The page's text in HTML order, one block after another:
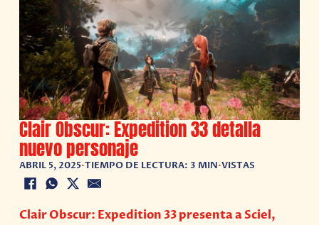
Clair Obscur: Expedition 33 detalla
nuevo personaje
ABRIL 5, 2025•TIEMPO DE LECTURA: 3 MIN•VISTAS
Clair Obscur: Expedition 33 presenta a Sciel,